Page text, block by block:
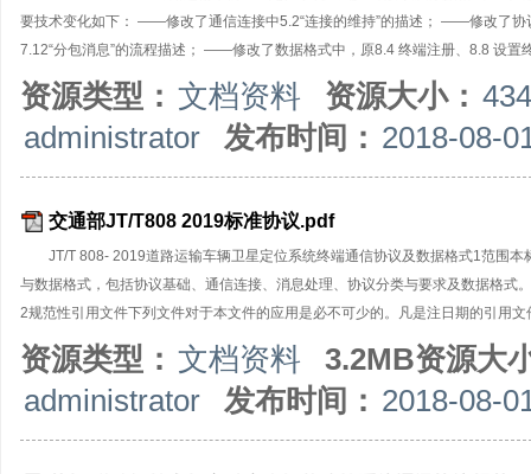
要技术变化如下： ——修改了通信连接中5.2“连接的维持”的描述； ——修改了
7.12“分包消息”的流程描述； ——修改了数据格式中，原8.4 终端注册、8.8 设
行驶记录数据采集命令、8.37 行驶记录数据上传、8.38 行驶记录参 数下传命令
传、8.43 多媒体数据上传应答、8.46 存储多媒体数据检索应答、8.49 数据下行
资源类型： 文档资料 资源大小：
administrator
发布时间： 2018-08-
交通部JT/T808 2019标准协议.pdf
JT/T 808- 2019道路运输车辆卫星定位系统终端通信协议及数据格式1范围
与数据格式，包括协议基础、通信连接、消息处理、协议分类与要求及数据格
2规范性引用文件下列文件对于本文件的应用是必不可少的。凡是注日期的引用
的修改单)适用于本文件。GB/T 2260中华人民共和国行政区划代码CB/T 19056
数据元JI/T 794道路运输车辆卫星定位系统车载终端技术要求
资源类型： 文档资料
3.2MB资源大
administrator
发布时间： 2018-08-